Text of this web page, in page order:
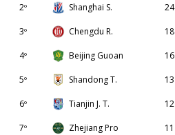
2º Shanghai S. 24
3º Chengdu R. 18
4º Beijing Guoan 16
5º Shandong T. 13
6º Tianjin J. T. 12
7º Zhejiang Pro 11